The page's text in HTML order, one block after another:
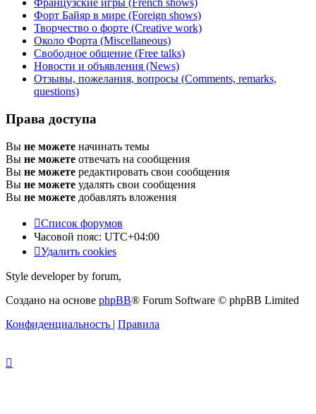
Французские игры (French shows)
Форт Байяр в мире (Foreign shows)
Творчество о форте (Creative work)
Около Форта (Miscellaneous)
Свободное общение (Free talks)
Новости и объявления (News)
Отзывы, пожелания, вопросы (Comments, remarks,
questions)
Права доступа
Вы не можете начинать темы
Вы не можете отвечать на сообщения
Вы не можете редактировать свои сообщения
Вы не можете удалять свои сообщения
Вы не можете добавлять вложения
Список форумов
Часовой пояс: UTC+04:00
Удалить cookies
Style developer by forum,
Создано на основе phpBB® Forum Software © phpBB Limited
Конфиденциальность | Правила